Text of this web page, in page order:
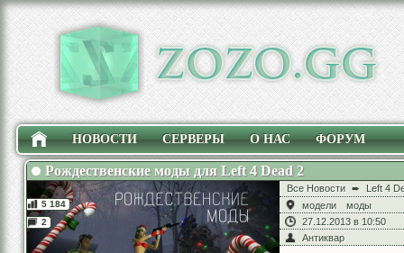
НОВОСТИ СЕРВЕРЫ О НАС ФОРУМ
Рождественские моды для Left 4 Dead 2
Все Новости ➨
Left 4
модели
моды
27.12.2013 в 10:50
Антиквар
5 184
2